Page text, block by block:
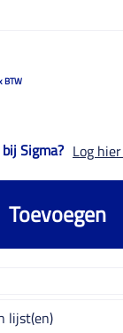
BTW
Sigma? Log
Toevoegen
lijst(en)